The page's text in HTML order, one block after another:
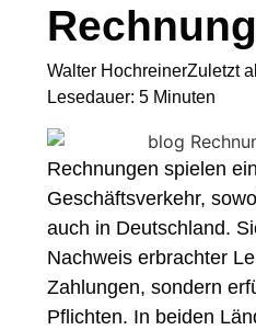
Walter HochreinerZuletzt
Lesedauer: 5 Minuten
Rechnungen spielen
Geschäftsverkehr,
auch in Deutschland.
Nachweis erbrachter
Zahlungen, sondern
Pflichten. In beiden